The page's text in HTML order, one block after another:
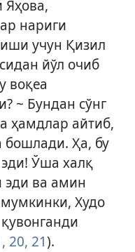
Яҳова,
нариги
учун Қизил
йўл очиб
воқеа
~ Бундан сўнг
ҳамдлар айтиб,
бошлади. Ҳа, бу
Ўша халқ
эди ва амин
Худо
20, 21).